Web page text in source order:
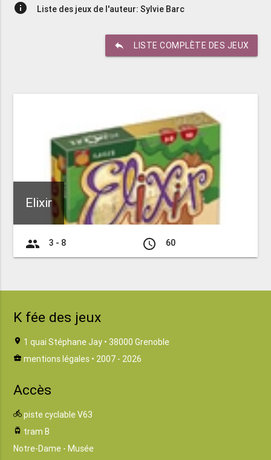
info Liste des jeux de l'auteur: Sylvie Barc
reply LISTE COMPLÈTE DES JEUX
Elixir
group 3 - 8 access_time 60
K fée des jeux
location_on 1 quai Stéphane Jay • 38000 Grenoble
business_center mentions légales • 2007 - 2026
Accès
directions_bike piste cyclable V63
tram tram B
Notre-Dame - Musée